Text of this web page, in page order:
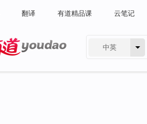
翻译 有道精品课 云笔记
中英